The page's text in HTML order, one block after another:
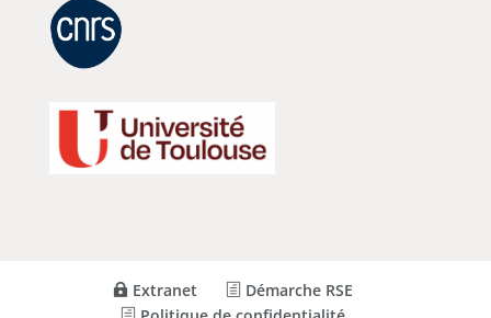
Extranet
Démarche RSE